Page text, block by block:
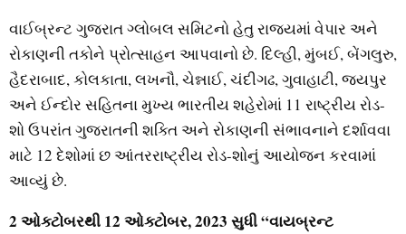
વાઈબ્રન્ટ ગુજરાત ગ્લોબલ સમિટનો હેતુ રાજ્યમાં વેપાર અને
રોકાણની તકોને પ્રોત્સાહન આપવાનો છે. દિલ્હી, મુંબઈ, બેંગલુરુ,
હૈદરાબાદ, કોલકાતા, લખનૌ, ચેન્નાઈ, ચંદીગઢ, ગુવાહાટી, જયપુર
અને ઈન્દોર સહિતના મુખ્ય ભારતીય શહેરોમાં 11 રાષ્ટ્રીય રોડ-
શો ઉપરાંત ગુજરાતની શક્તિ અને રોકાણની સંભાવનાને દર્શાવવા
માટે 12 દેશોમાં છ આંતરરાષ્ટ્રીય રોડ-શોનું આયોજન કરવામાં
આવ્યું છે.
2 ઓક્ટોબરથી 12 ઓક્ટોબર, 2023 સુધી “વાયબ્રન્ટ